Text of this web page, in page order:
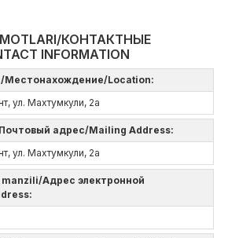
КОНТАКТНЫЕ
INFORMATION
Местонахождение/Location:
ул. Махтумкули, 2а
адрес/Mailing Address:
ул. Махтумкули, 2а
Адрес электронной